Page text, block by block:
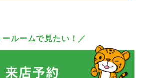
ールームで見たい！／